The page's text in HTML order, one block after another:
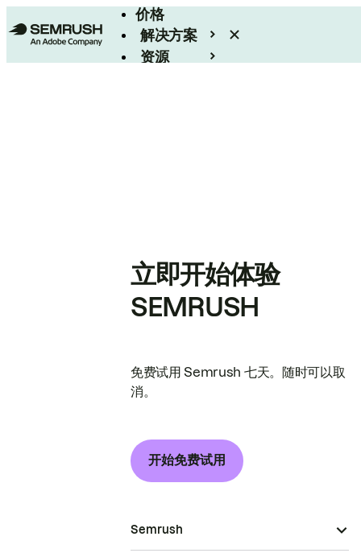
价格
解决方案
资源
立即开始体验
SEMRUSH
免费试用 Semrush 七天。随时可以取
消。
开始免费试用
Semrush